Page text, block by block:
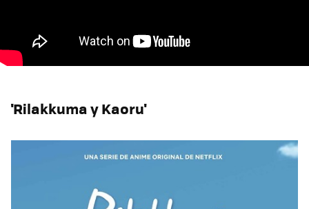
'Rilakkuma y Kaoru'